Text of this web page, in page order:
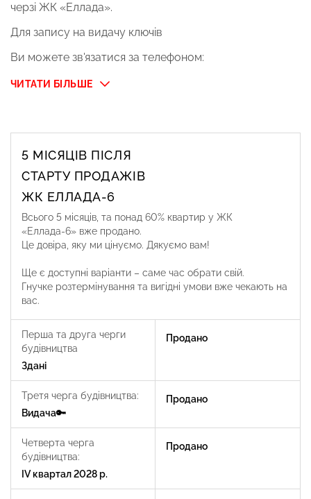
черзі ЖК «Еллада».
Для запису на видачу ключів
Ви можете зв'язатися за телефоном:
ЧИТАТИ БІЛЬШЕ
5 МІСЯЦІВ ПІСЛЯ
СТАРТУ ПРОДАЖІВ
ЖК ЕЛЛАДА-6
Всього 5 місяців, та понад 60% квартир у ЖК
«Еллада-6» вже продано.
Це довіра, яку ми цінуємо. Дякуємо вам!
Ще є доступні варіанти – саме час обрати свій.
Гнучке розтермінування та вигідні умови вже чекають на
вас.
Перша та друга черги
будівництва
Здані
Продано
Третя черга будівництва:
Видача🔑
Продано
Четверта черга
будівництва:
IV квартал 2028 р.
Продано